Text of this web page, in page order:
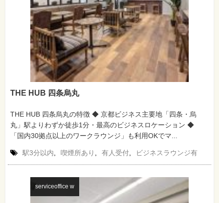
THE HUB 四条烏丸
THE HUB 四条烏丸の特徴 ◆ 京都ビジネス主要地「四条・烏
丸」駅よりわずか徒歩1分・最高のビジネスロケーション ◆
「国内30拠点以上のワークラウンジ」も利用OKでマ...
駅3分以内 喫煙所あり 有人受付 ビジネスラウンジ有
serviceoffice w